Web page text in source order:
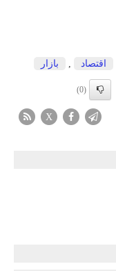
اقتصاد , بازار
(0)
X